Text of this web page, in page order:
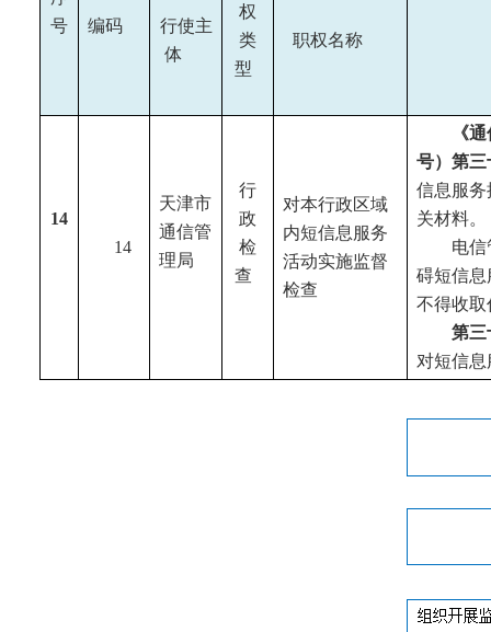
号
编码
行使主
体
权
类
型
职权名称
14
14
天津市
通信管
理局
行
政
检
查
对本行政区域
内短信息服务
活动实施监督
检查
《
号）第三
信息服务
关材料。
电
碍短信息
不得收取
第三
对短信